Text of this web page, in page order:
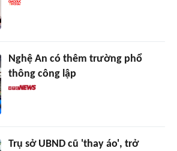
Nghệ An có thêm trường phổ
thông công lập
Trụ sở UBND cũ 'thay áo', trở